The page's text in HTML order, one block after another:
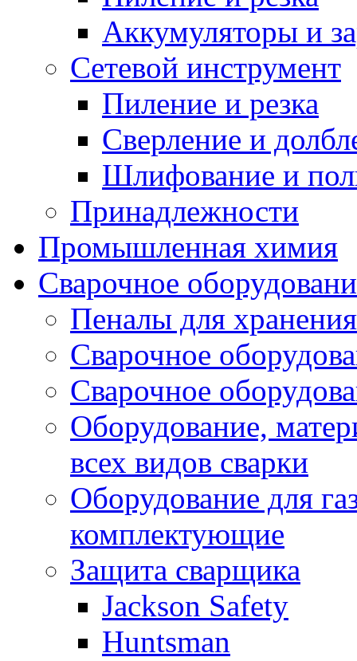
Аккумуляторы и
Сетевой инструмент
Пиление и резка
Сверление и
Шлифование и
Принадлежности
Промышленная химия
Сварочное
Пеналы для
Сварочное
Сварочное
Оборудование,
всех видов сварки
Оборудование для
комплектующие
Защита сварщика
Jackson Safety
Huntsman